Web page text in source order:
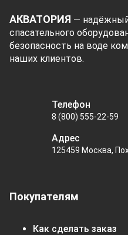
АКВАТОРИЯ —
спасательного
безопасность на воде
наших клиентов.
Покупателям
Как сделать заказ
Телефон
8 (800) 555-22-59
Адрес
125459 Москва,